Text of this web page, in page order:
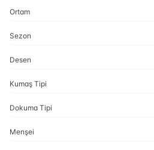
Ortam
Sezon
Desen
Kumaş Tipi
Dokuma Tipi
Menşei